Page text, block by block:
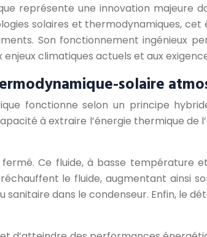
représente une innovation majeure
solaires et thermodynamiques,
Son fonctionnement ingénieux
climatiques actuels et aux
solaire
fonctionne selon un principe
à extraire l’énergie thermique de
Ce fluide, à basse température
le fluide, augmentant ainsi
dans le condenseur. Enfin, le